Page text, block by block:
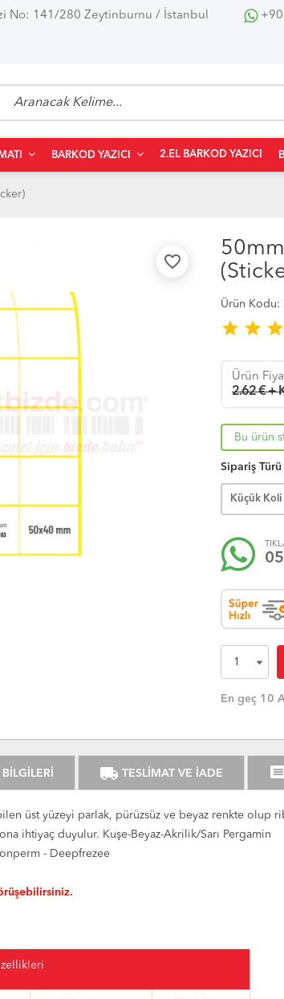
No: 141/280 Zeytinburnu / İstanbul +90
BARKOD YAZICI 2.EL BARKOD YAZICI
favorite_border
Ürün Kodu:
star star star
Ürün
2.62 € +
Bu ürün
Sipariş Türü
Küçük Koli
En geç 10
local_shipping TESLİMAT VE İADE comment
üst yüzeyi parlak, pürüzsüz ve beyaz renkte olup
ihtiyaç duyulur. Kuşe-Beyaz-Akrilik/Sarı Pergamin
- Deepfrezee